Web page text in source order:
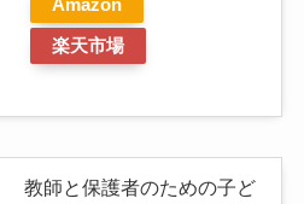
Amazon
楽天市場
教師と保護者のための子ど